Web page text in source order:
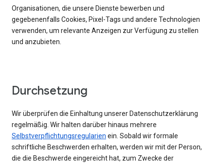
Organisationen, die unsere Dienste bewerben und
gegebenenfalls Cookies, Pixel-Tags und andere Technologien
verwenden, um relevante Anzeigen zur Verfügung zu stellen
und anzubieten.
Durchsetzung
Wir überprüfen die Einhaltung unserer Datenschutzerklärung
regelmäßig. Wir halten darüber hinaus mehrere
Selbstverpflichtungsregularien ein. Sobald wir formale
schriftliche Beschwerden erhalten, werden wir mit der Person,
die die Beschwerde eingereicht hat, zum Zwecke der